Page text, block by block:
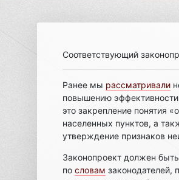
Соответствующий
Ранее мы рассматривали
повышению
это закрепление понятия
населенных пунктов, а
утверждение признаков
Законопроект должен
по словам законодателей,